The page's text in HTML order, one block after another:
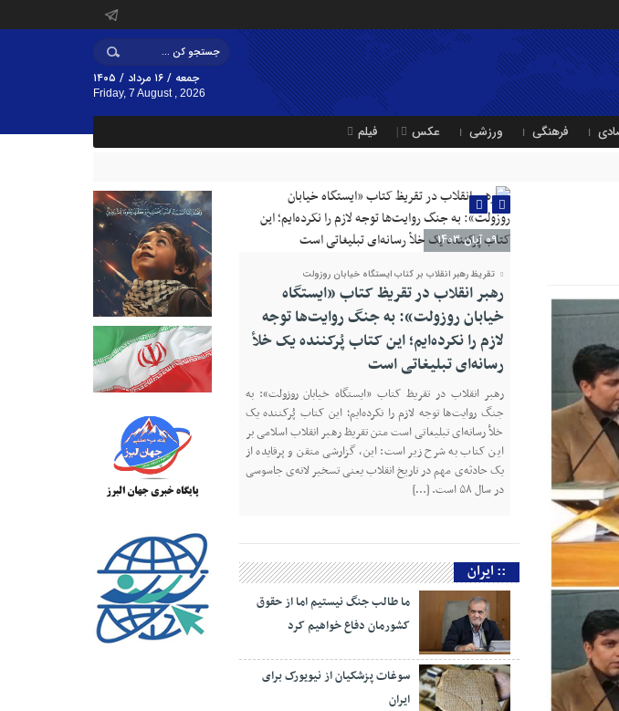
جمعه / ۱۶ مرداد / ۱۴۰۵
Friday, 7 August , 2026
فرهنگی ورزشی عکس فیلم
09 آبان 1403
تقریظ رهبر انقلاب بر کتاب ایستگاه خیابان روزولت
رهبر انقلاب در تقریظ کتاب «ایستگاه
خیابان روزولت»: به جنگ روایت‌ها توجه
لازم را نکرده‌ایم؛ این کتاب پُرکننده‌ یک خلأ
رسانه‌ای تبلیغاتی است
رهبر انقلاب در تقریظ کتاب «ایستگاه خیابان روزولت»: به
جنگ روایت‌ها توجه لازم را نکرده‌ایم؛ این کتاب پُرکننده‌ یک
خلأ رسانه‌ای تبلیغاتی است متن تقریظ رهبر انقلاب اسلامی بر
این کتاب به شرح زیر است: این، گزارشی متقن و پرفایده از
یک حادثه‌ی مهم در تاریخ انقلاب یعنی تسخیر لانه‌ی جاسوسی
در سال ۵۸ است. […]
:: ایران
ما طالب جنگ نیستیم اما از حقوق
کشورمان دفاع خواهیم کرد
سوغات پزشکیان از نیویورک برای
ایران